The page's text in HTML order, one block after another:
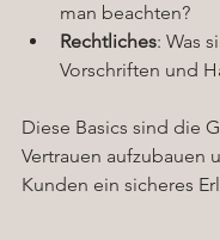
man beachten?
Rechtliches: Was
Vorschriften und
Diese Basics sind die
Vertrauen aufzubauen
Kunden ein sicheres